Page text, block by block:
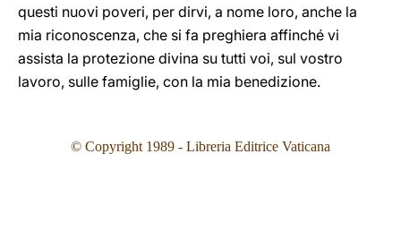
questi nuovi poveri, per dirvi, a nome loro, anche la
mia riconoscenza, che si fa preghiera affinché vi
assista la protezione divina su tutti voi, sul vostro
lavoro, sulle famiglie, con la mia benedizione.
© Copyright 1989 - Libreria Editrice Vaticana